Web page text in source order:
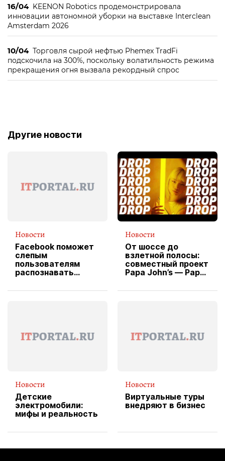
16/04 KEENON Robotics продемонстрировала
инновации автономной уборки на выставке Interclean
Amsterdam 2026
10/04 Торговля сырой нефтью Phemex TradFi
подскочила на 300%, поскольку волатильность режима
прекращения огня вызвала рекордный спрос
Другие новости
Новости
Facebook поможет
слепым
пользователям
распознавать
Новости
От шоссе до
взлетной полосы:
совместный проект
Papa John’s — Papa
вводит
Новости
Детские
электромобили:
мифы и реальность
Новости
Виртуальные туры
внедряют в бизнес